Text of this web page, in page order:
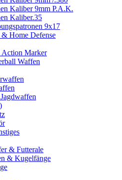
Kaliber 9mm P.A.K.
Kaliber.35
9x17
Home Defense
Marker
Waffen
& Futterale
& Kugelfänge